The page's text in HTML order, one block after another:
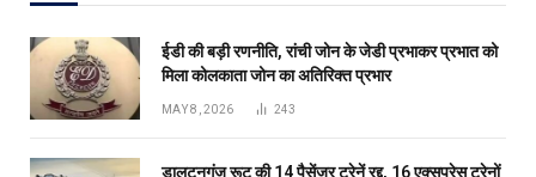
ईडी की बड़ी रणनीति, रांची जोन के जेडी प्रभाकर प्रभात को
मिला कोलकाता जोन का अतिरिक्त प्रभार
MAY 8, 2026 243
डालटनगंज रूट की 14 पैसेंजर ट्रेनें रद्द, 16 एक्सप्रेस ट्रेनों